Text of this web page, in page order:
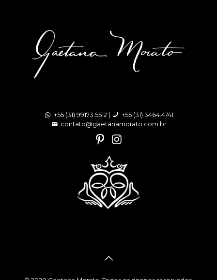
+55 (31) 99173.5512 |
+55 (31) 3464.4741
contato@gaetanamorato.com.br